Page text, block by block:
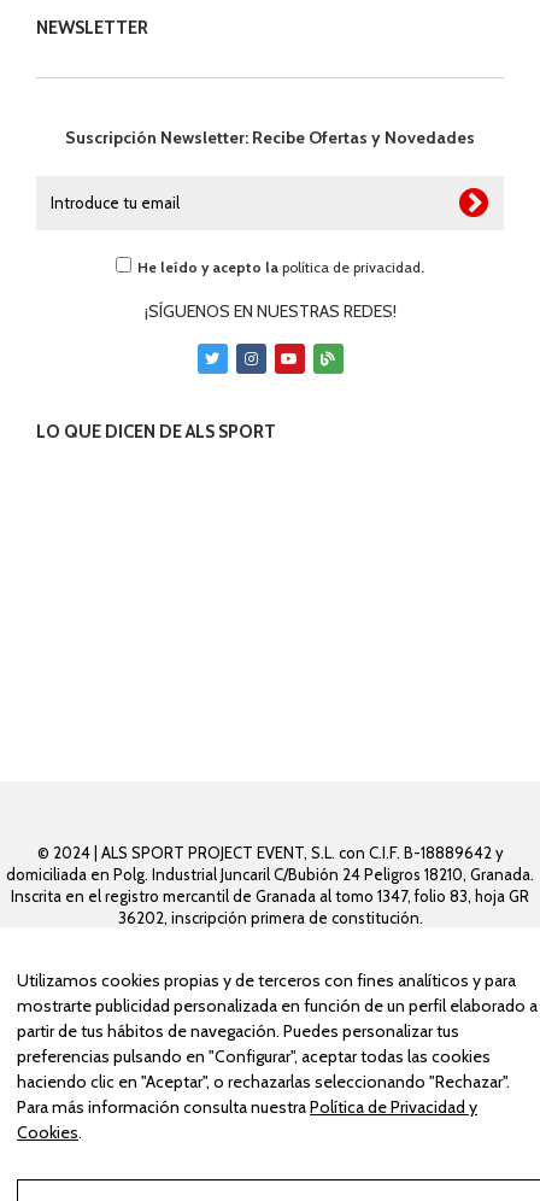
NEWSLETTER
Suscripción Newsletter: Recibe Ofertas y Novedades
He leído y acepto la política de privacidad.
¡SÍGUENOS EN NUESTRAS REDES!
LO QUE DICEN DE ALS SPORT
© 2024 | ALS SPORT PROJECT EVENT, S.L. con C.I.F. B-18889642 y
domiciliada en Polg. Industrial Juncaril C/Bubión 24 Peligros 18210, Granada.
Inscrita en el registro mercantil de Granada al tomo 1347, folio 83, hoja GR
36202, inscripción primera de constitución.
Utilizamos cookies propias y de terceros con fines analíticos y para
mostrarte publicidad personalizada en función de un perfil elaborado a
partir de tus hábitos de navegación. Puedes personalizar tus
preferencias pulsando en "Configurar", aceptar todas las cookies
haciendo clic en "Aceptar", o rechazarlas seleccionando "Rechazar".
Para más información consulta nuestraPolítica de Privacidad y
Cookies.
Aviso Legal
Política de Privacidad y Cookies
Condiciones de compra